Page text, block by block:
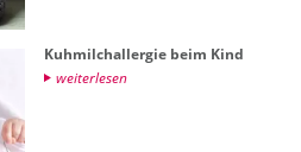
Kuh­milch­all­er­gie beim Kind
wei­ter­le­sen